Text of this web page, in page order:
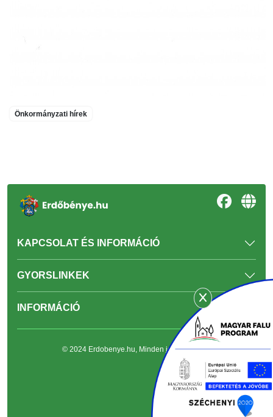
Önkormányzati hírek
KAPCSOLAT ÉS INFORMÁCIÓ
GYORSLINKEK
INFORMÁCIÓ
© 2024 Erdobenye.hu, Minden jog fenntartva